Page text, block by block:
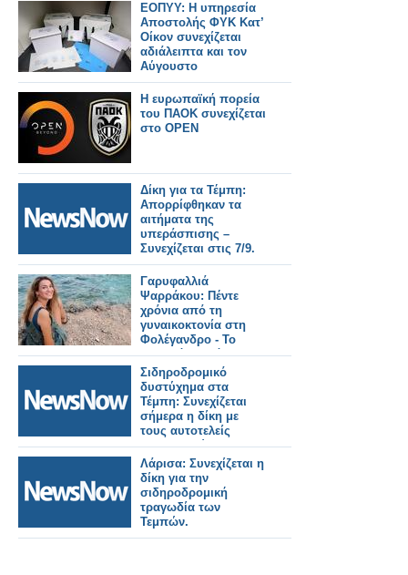
ΕΟΠΥΥ: Η υπηρεσία
Αποστολής ΦΥΚ Κατ’
Οίκον συνεχίζεται
αδιάλειπτα και τον
Αύγουστο
Η ευρωπαϊκή πορεία
του ΠΑΟΚ συνεχίζεται
στο OPEN
Δίκη για τα Τέμπη:
Απορρίφθηκαν τα
αιτήματα της
υπεράσπισης –
Συνεχίζεται στις 7/9.
Γαρυφαλλιά
Ψαρράκου: Πέντε
χρόνια από τη
γυναικοκτονία στη
Φολέγανδρο - Το
χρονικό, η ισόβια
καταδίκη και η
συζήτηση που
συνεχίζεται
Σιδηροδρομικό
δυστύχημα στα
Τέμπη: Συνεχίζεται
σήμερα η δίκη με
τους αυτοτελείς
ισχυρισμούς των
κατηγορουμένων.
Λάρισα: Συνεχίζεται η
δίκη για την
σιδηροδρομική
τραγωδία των
Τεμπών.